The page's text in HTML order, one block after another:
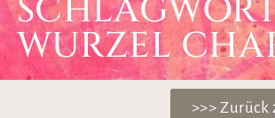
WURZEL
>>>